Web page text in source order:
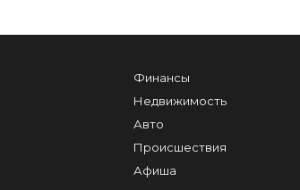
Финансы
Недвижимость
Авто
Происшествия
Афиша